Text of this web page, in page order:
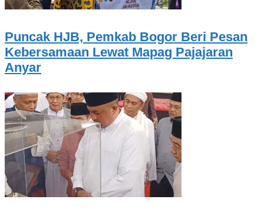
Puncak HJB, Pemkab Bogor Beri Pesan
Kebersamaan Lewat Mapag Pajajaran
Anyar